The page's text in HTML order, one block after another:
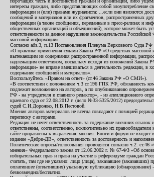
интересы граждан, либо представляющих собой злоупотребление
информации и (или) правами журналиста: ...если они являются
сообщений и материалов или их фрагментов, распространенных
информации (а также сообщения, переданные в пресс-релизах и
общественных организаций и объединений), которое может быть
ответственности за данное нарушение законодательства
массовой информации».
Согласно абз.3, п.13 Постановления Пленума Верховного Суда
«О практике применения судами Закона РФ «О средствах массовой
вытекающим из содержания распространенной информации,
надлежащим ответчиком, поскольку исходя из положений Закона
информации» не вправе вмешиваться в деятельность редакции, в
содержание сообщений и материалов».
Воспользуйтесь «Правом на ответ» (ст.46 Закона РФ «О СМИ»).
«В соответствии с положением ч.3 ст.196 ГПК РФ, обязанность
подлежит возложению на авторов, а по опубликованию
РФ - на учредителя и главного редактор», - из апелляционного
краевого суда от 22.08.2012 г. (дело №33-5325/2012)
судей С.И.Дорожко, Н.В.Пестовой.
Мнения авторов материалов не всегда совпадают с позицией
переписку с авторами.
Редакция не несет ответственность за содержание внешних ссылок
ответственны, соответственно, исключительно их
сайте приравнены к выражению мнения. Блоги и форум не входят в
издание «Дебри-ДВ», ответственность за достоверность и
Политические опросы/голосования проводятся согласно ч.2. ст.46
мнения» Федерального закона от 12.06.2002 г. № 67-ФЗ «Об
избирательных прав и права на участие в референдуме граждан
считать, там где не указано: лицо (лица), заказавшее (заказавших)
оплатившее (оплативших) указанную публикацию (обнародование)
безвозмездно/бесплатно.